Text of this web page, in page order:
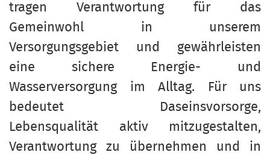
tragen Verantwortung für das
Gemeinwohl in unserem
Versorgungsgebiet und gewährleisten
eine sichere Energie- und
Wasserversorgung im Alltag. Für uns
bedeutet Daseinsvorsorge,
Lebensqualität aktiv mitzugestalten,
Verantwortung zu übernehmen und in